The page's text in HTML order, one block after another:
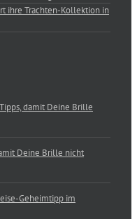
ihre Trachten-Kollektion in
damit Deine Brille
Deine Brille nicht
Geheimtipp im